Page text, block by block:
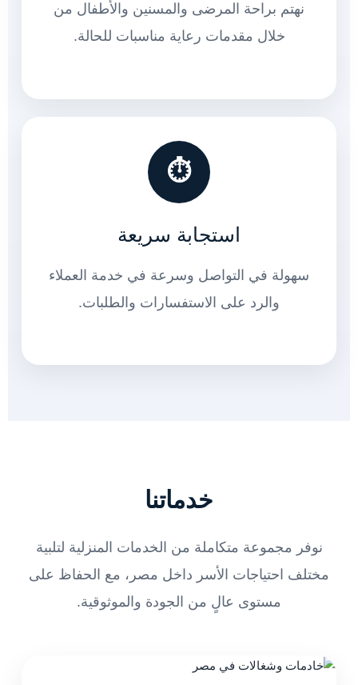
نهتم براحة المرضى والمسنين والأطفال من
خلال مقدمات رعاية مناسبات للحالة.
⏱
استجابة سريعة
سهولة في التواصل وسرعة في خدمة العملاء
والرد على الاستفسارات والطلبات.
خدماتنا
نوفر مجموعة متكاملة من الخدمات المنزلية لتلبية
مختلف احتياجات الأسر داخل مصر، مع الحفاظ على
مستوى عالٍ من الجودة والموثوقية.